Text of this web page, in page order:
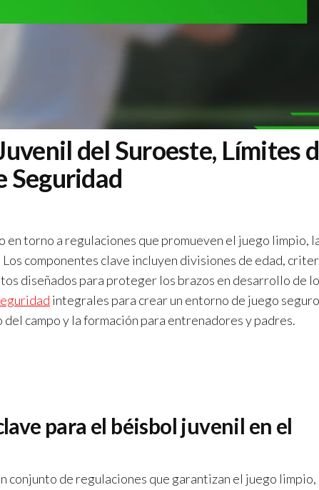
del Suroeste, Límites
Seguridad
torno a regulaciones que promueven el juego limpio,
componentes clave incluyen divisiones de edad,
diseñados para proteger los brazos en desarrollo de
integrales para crear un entorno de juego
campo y la formación para entrenadores y padres.
para el béisbol juvenil en el
conjunto de regulaciones que garantizan el juego limpio,